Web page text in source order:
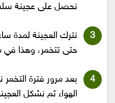
نحصل على عجينة
نترك العجينة لمدة
حتى تتخمر، وهذا في
بعد مرور فترة التخمر
الهواء ثم نشكل